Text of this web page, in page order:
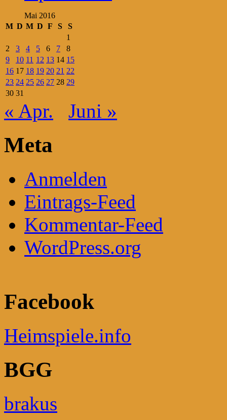
Mai 2016
M D M D F S
S
1
2
3 4 5 6 7
8
9
10 11 12 13 14 15
16 17 18 19 20 21 22
23 24 25 26 27 28 29
30 31
« Apr. Juni »
Meta
Anmelden
Eintrags-Feed
Kommentar-Feed
WordPress.org
Facebook
Heimspiele.info
BGG
brakus